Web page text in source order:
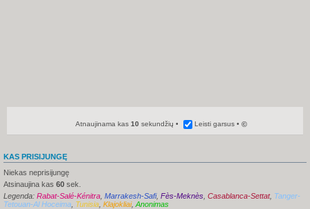
Atnaujinama kas 10 sekundžių Leisti garsus ©
KAS PRISIJUNGĘ
Niekas neprisijungę
Atsinaujina kas 60 sek.
Legenda: Rabat-Salé-Kénitra Marrakesh-Safi, Fès-Meknès Casablanca-Settat, Tanger-
Tetouan-Al Hoceima Tunisia Klajokliai, Anonimas